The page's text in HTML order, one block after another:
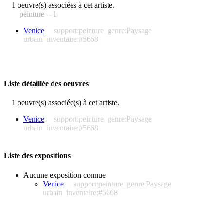
1 oeuvre(s) associées à cet artiste.
peinture -- 1
Venice
support:peinture genre:Paysage
urbain inventaire:#5668
Liste détaillée des oeuvres
1 oeuvre(s) associée(s) à cet artiste.
Venice
support:peinture genre:Paysage
urbain inventaire:#5668
Liste des expositions
Aucune exposition connue
Venice
support:peinture genre:Paysage
urbain inventaire:#5668